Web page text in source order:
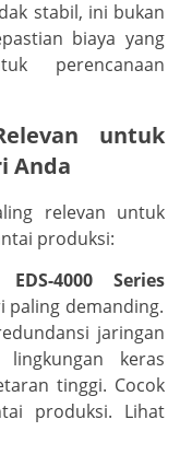
stabil, ini bukan
biaya yang
perencanaan
untuk
Anda
relevan untuk
produksi:
4000 Series
paling demanding.
jaringan
keras
tinggi. Cocok
produksi. Lihat